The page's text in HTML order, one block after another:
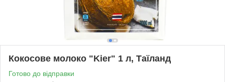
Кокосове молоко "Kier" 1 л, Таїланд
Готово до відправки